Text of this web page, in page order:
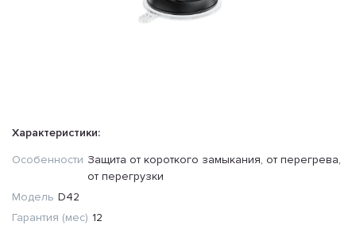
Характеристики:
Особенности Защита от короткого замыкания, от перегрева,
от перегрузки
Модель D42
Гарантия (мес) 12